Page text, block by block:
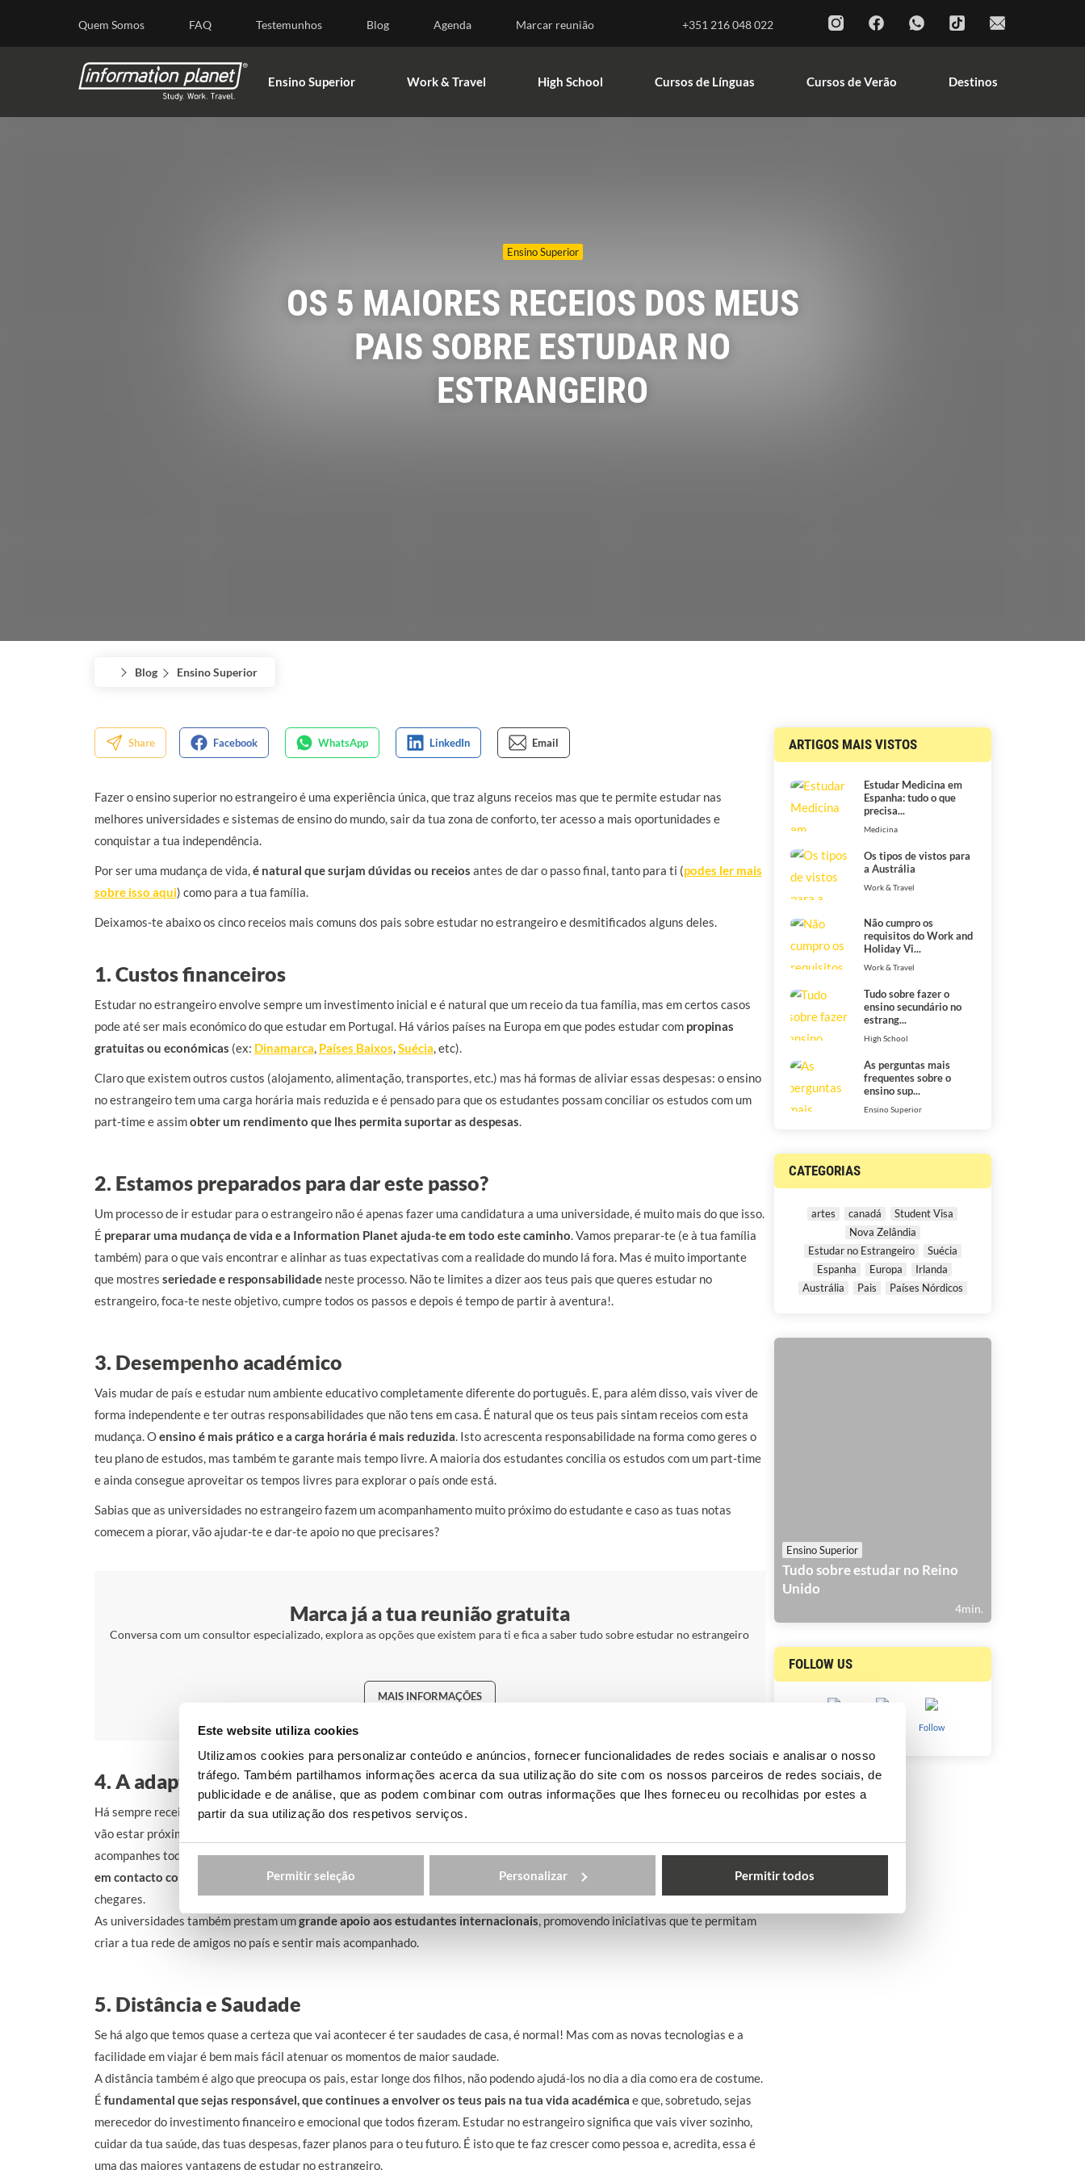
Este website utiliza cookies
Utilizamos cookies para personalizar conteúdo e anúncios, fornecer funcionalidades de redes sociais e analisar o nosso
tráfego. Também partilhamos informações acerca da sua utilização do site com os nossos parceiros de redes sociais, de
publicidade e de análise, que as podem combinar com outras informações que lhes forneceu ou recolhidas por estes a
partir da sua utilização dos respetivos serviços.
Permitir seleção Personalizar Permitir todos
Quem Somos FAQ Testemunhos Blog Agenda Marcar reunião +351 216 048 022
Ensino Superior Work & Travel High School Cursos de Línguas Cursos de Verão Destinos
Ensino Superior
OS 5 MAIORES RECEIOS DOS MEUS
PAIS SOBRE ESTUDAR NO
ESTRANGEIRO
Blog Ensino Superior
Fazer o ensino superior no estrangeiro é uma experiência única, que traz alguns receios mas que te permite estudar nas
melhores universidades e sistemas de ensino do mundo, sair da tua zona de conforto, ter acesso a mais oportunidades e
conquistar a tua independência.
Por ser uma mudança de vida,é natural que surjam dúvidas ou receios antes de dar o passo final, tanto para ti (podes ler mais
sobre isso aqui) como para a tua família.
Deixamos-te abaixo os cinco receios mais comuns dos pais sobre estudar no estrangeiro e desmitificados alguns deles.
1. Custos financeiros
Estudar no estrangeiro envolve sempre um investimento inicial e é natural que um receio da tua família, mas em certos casos
pode até ser mais económico do que estudar em Portugal. Há vários países na Europa em que podes estudar com propinas
gratuitas ou económicas (ex: Dinamarca, Países Baixos,Suécia, etc).
Claro que existem outros custos (alojamento, alimentação, transportes, etc.) mas há formas de aliviar essas despesas: o ensino
no estrangeiro tem uma carga horária mais reduzida e é pensado para que os estudantes possam conciliar os estudos com um
part-time e assimobter um rendimento que lhes permita suportar as despesas.
2. Estamos preparados para dar este passo?
Um processo de ir estudar para o estrangeiro não é apenas fazer uma candidatura a uma universidade, é muito mais do que isso.
É preparar uma mudança de vida e a Information Planet ajuda-te em todo este caminho. Vamos preparar-te (e à tua família
também) para o que vais encontrar e alinhar as tuas expectativas com a realidade do mundo lá fora. Mas é muito importante
que mostres seriedade e responsabilidadeneste processo. Não te limites a dizer aos teus pais que queres estudar no
estrangeiro, foca-te neste objetivo, cumpre todos os passos e depois é tempo de partir à aventura!.
3. Desempenho académico
Vais mudar de país e estudar num ambiente educativo completamente diferente do português. E, para além disso, vais viver de
forma independente e ter outras responsabilidades que não tens em casa. É natural que os teus pais sintam receios com esta
mudança. Oensino é mais prático e a carga horária é mais reduzida. Isto acrescenta responsabilidade na forma como geres o
teu plano de estudos, mas também te garante mais tempo livre. A maioria dos estudantes concilia os estudos com um part-time
e ainda consegue aproveitar os tempos livres para explorar o país onde está.
Sabias que as universidades no estrangeiro fazem um acompanhamento muito próximo do estudante e caso as tuas notas
comecem a piorar, vão ajudar-te e dar-te apoio no que precisares?
Marca já a tua reunião gratuita
Conversa com um consultor especializado, explora as opções que existem para ti e fica a saber tudo sobre estudar no estrangeiro
MAIS INFORMAÇÕES
4. A adaptação
Há sempre receio sobre a adaptação: vais viver num país diferente, com uma nova cultura, língua, tradições e os teus pais não
vão estar próximos. É natural que se preocupem que te sintas sozinho ou isolado. É importante que pesquises sobre o país e que
acompanhes todas as sessões de preparação da Information Planet.Vamos explicar-te tudo o que vais encontrar e colocar-te
em contacto com uma rede de estudantesque já está no país. Assim já tens alguns contactos a que podes recorrer quando
chegares.
As universidades também prestam umgrande apoio aos estudantes internacionais, promovendo iniciativas que te permitam
criar a tua rede de amigos no país e sentir mais acompanhado.
5. Distância e Saudade
Se há algo que temos quase a certeza que vai acontecer é ter saudades de casa, é normal! Mas com as novas tecnologias e a
facilidade em viajar é bem mais fácil atenuar os momentos de maior saudade.
A distância também é algo que preocupa os pais, estar longe dos filhos, não podendo ajudá-los no dia a dia como era de costume.
É fundamental que sejas responsável, que continues a envolver os teus pais na tua vida académica e que, sobretudo, sejas
merecedor do investimento financeiro e emocional que todos fizeram. Estudar no estrangeiro significa que vais viver sozinho,
cuidar da tua saúde, das tuas despesas, fazer planos para o teu futuro. É isto que te faz crescer como pessoa e, acredita, essa é
uma das maiores vantagens de estudar no estrangeiro.
ARTIGOS MAIS VISTOS
Estudar Medicina em
Espanha: tudo o que
precisa...
Medicina
Os tipos de vistos para
a Austrália
Work & Travel
Não cumpro os
requisitos do Work and
Holiday Vi...
Work & Travel
Tudo sobre fazer o
ensino secundário no
estrang...
High School
As perguntas mais
frequentes sobre o
ensino sup...
Ensino Superior
CATEGORIAS
artes canadá
Student Visa
Nova Zelândia
Estudar no Estrangeiro
Suécia
Espanha
Europa
Irlanda
Austrália
Pais Países Nórdicos
Ensino Superior
Tudo sobre estudar no Reino
Unido
4min.
FOLLOW US
Follow
Cursos de Línguas Cursos de Verão
Destinos